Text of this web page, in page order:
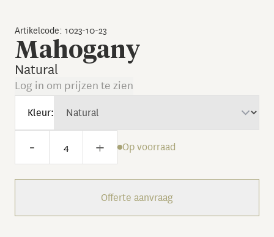
Mahogany
Natural
Artikelcode: 1023-10-23
Log in om prijzen te zien
Kleur:
- + Op voorraad
Offerte aanvraag